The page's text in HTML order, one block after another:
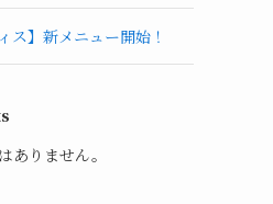
ス】新メニュー開始！
ありません。